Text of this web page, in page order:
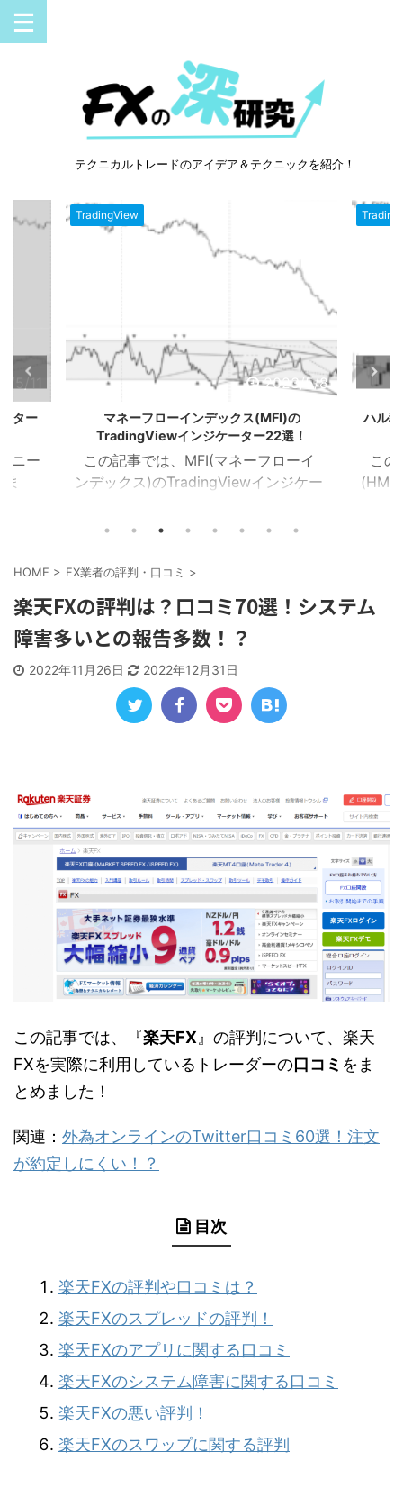
テクニカルトレードのアイデア＆テクニックを紹介！
ター
ニー
ン サ
ケー
を表
ど
TradingView
2023/5/8
マネーフローインデックス(MFI)の
TradingViewインジケーター22選！
この記事では、MFI(マネーフローイ
ンデックス)のTradingViewインジケー
フローインデックス MFIカラー マネー
ス MFIヒストグラム MFIトレンドライ
ックス MFIダイバージェンス MA＆MFI
シグナル 上位足MFI MFIボリンジャー
MFI 平滑化MFI １．マネーフローイン
デックス このインジケーターは、MFI
が買 ...
ハル
この
トレ
HOME > FX業者の評判・口コミ >
楽天FXの評判は？口コミ70選！システム
障害多いとの報告多数！？
2022年11月26日 2022年12月31日
この記事では、『楽天FX 』の評判について、楽天
FXを実際に利用しているトレーダーの口コミ をま
とめました！
関連： 外為オンラインのTwitter口コミ60選！注文
が約定しにくい！？
目次
楽天FXの評判や口コミは？
楽天FXのスプレッドの評判！
楽天FXのアプリに関する口コミ
楽天FXのシステム障害に関する口コミ
楽天FXの悪い評判！
楽天FXのスワップに関する評判